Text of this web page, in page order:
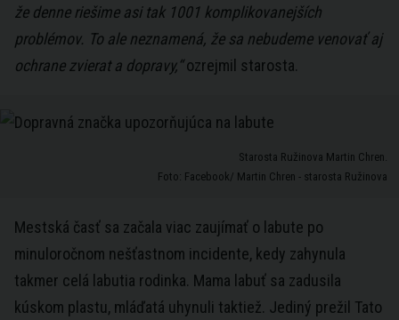
že denne riešime asi tak 1001 komplikovanejších
problémov. To ale neznamená, že sa nebudeme venovať aj
ochrane zvierat a dopravy,“ozrejmil starosta.
Starosta Ružinova Martin Chren.
Foto: Facebook/ Martin Chren - starosta Ružinova
Mestská časť sa začala viac zaujímať o labute po
minuloročnom nešťastnom incidente, kedy zahynula
takmer celá labutia rodinka. Mama labuť sa zadusila
kúskom plastu, mláďatá uhynuli taktiež. Jediný prežil Tato